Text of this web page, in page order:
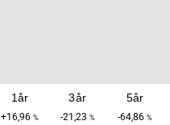
1år
+16,96 %
3år
-21,23 %
5år
-64,86 %